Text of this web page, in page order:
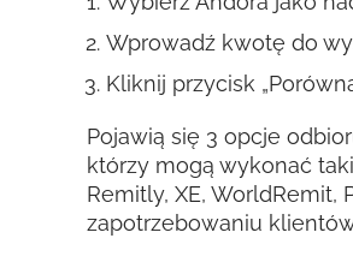
Wprowadź kwotę do
Kliknij przycisk
Pojawią się 3 opcje
którzy mogą wykonać
Remitly, XE,
zapotrzebowaniu